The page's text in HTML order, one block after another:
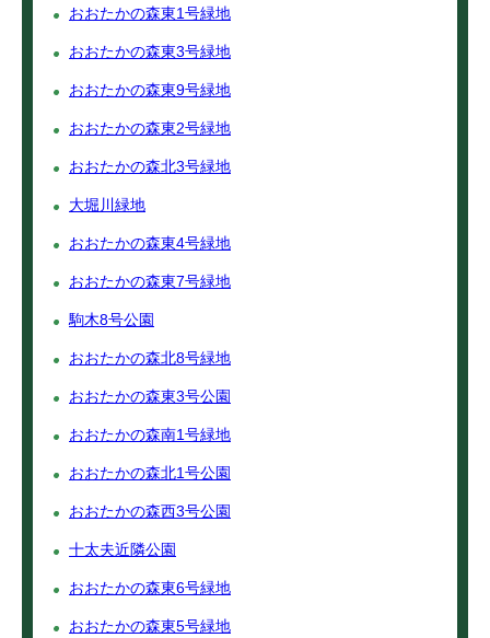
おおたかの森東1号緑地
おおたかの森東3号緑地
おおたかの森東9号緑地
おおたかの森東2号緑地
おおたかの森北3号緑地
大堀川緑地
おおたかの森東4号緑地
おおたかの森東7号緑地
駒木8号公園
おおたかの森北8号緑地
おおたかの森東3号公園
おおたかの森南1号緑地
おおたかの森北1号公園
おおたかの森西3号公園
十太夫近隣公園
おおたかの森東6号緑地
おおたかの森東5号緑地